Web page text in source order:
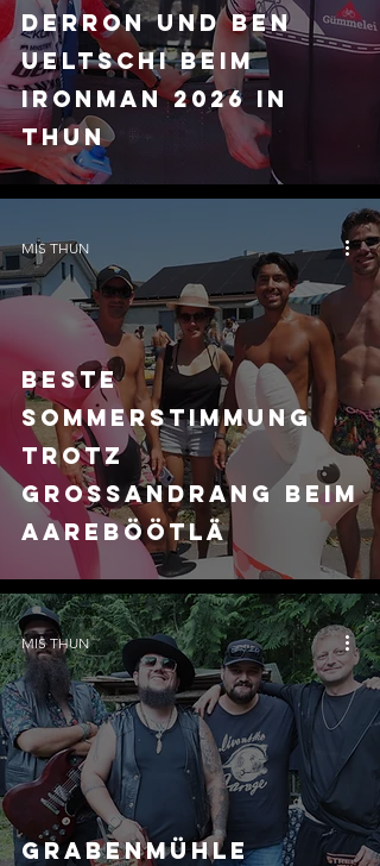
Derron und Ben
Ueltschi beim
Ironman 2026 in
Thun
Beste
Sommerstimmung
trotz
Grossandrang beim
Aareböötlä
MIS THUN
Grabenmühle
MIS THUN